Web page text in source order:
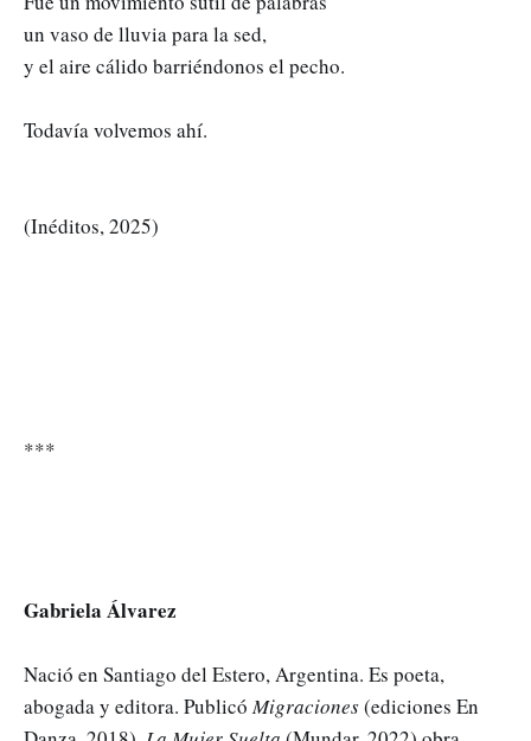
un vaso de lluvia para la sed,
y el aire cálido barriéndonos el pecho.
Todavía volvemos ahí.
(Inéditos, 2025)
***
Gabriela Álvarez
Nació en Santiago del Estero, Argentina. Es poeta,
abogada y editora. PublicóMigraciones(ediciones En